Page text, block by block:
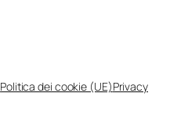
Politica dei cookie (UE)Privacy